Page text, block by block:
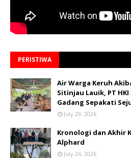
PERISTIWA
Air Warga Keruh
Sitinjau Lauik, PT
Gadang Sepakati
July 29, 2026
Kronologi dan Akhir
Alphard
July 26, 2026